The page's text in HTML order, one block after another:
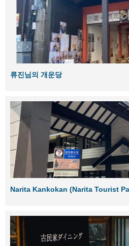
류진님의 개운당
Narita Kankokan (Narita Tourist